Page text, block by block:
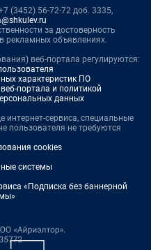
(3452) 56-72-72 доб. 3335,
за достоверность
рекламных объявлениях.
веб-портала регулируются:
характеристик ПО
портала и политикой
данных
интернет-сервиса, специальные
пользователя не требуются
cookies
системы
«Подписка без баннерной